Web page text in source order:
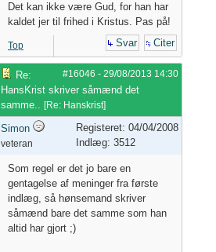
Det kan ikke være Gud, for han har
kaldet jer til frihed i Kristus. Pas på!
Top Svar Citer
#16046 - 29/08/2013 14:30
Re:
HansKrist skriver såmænd det
samme.. [Re: Hanskrist]
Simon
veteran
Registeret: 04/04/2008
Indlæg: 3512
Som regel er det jo bare en
gentagelse af meninger fra første
indlæg, så hønsemand skriver
såmænd bare det samme som han
altid har gjort ;)